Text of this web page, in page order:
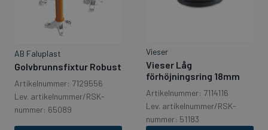
AB Faluplast
Golvbrunnsfixtur Robust
Artikelnummer: 7129556
Lev. artikelnummer/RSK-
nummer: 65089
Vieser
Vieser Låg
förhöjningsring 18mm
Artikelnummer: 7114116
Lev. artikelnummer/RSK-
nummer: 51183